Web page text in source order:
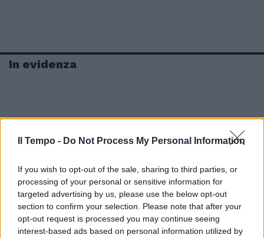
Il Tempo - Do Not Process My Personal Information
If you wish to opt-out of the sale, sharing to third parties, or
processing of your personal or sensitive information for
targeted advertising by us, please use the below opt-out
section to confirm your selection. Please note that after your
opt-out request is processed you may continue seeing
interest-based ads based on personal information utilized by
In evidenza